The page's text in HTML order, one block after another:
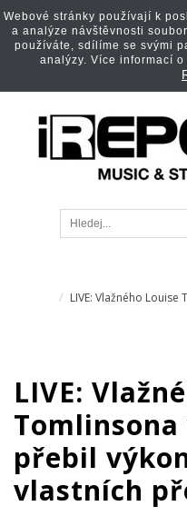
LIVE: Vlažného
LIVE:
Tomlinsona
přebil
vlastních
Webové stránky používají k
a analýze návštěvnosti
používáte, sdílíme se svými
analýzy. Více informací